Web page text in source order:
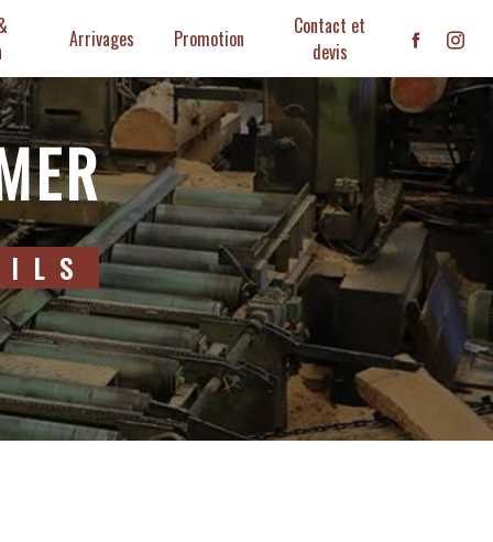
Arrivages Promotion
Contact et
devis